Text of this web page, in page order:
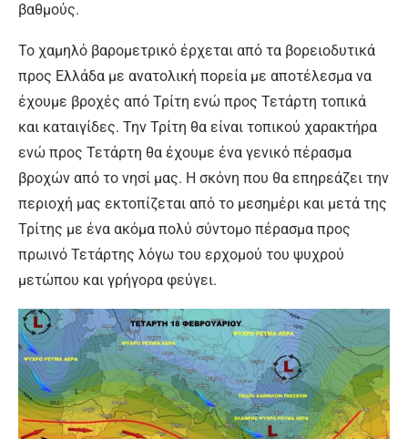
βαθμούς.
Το χαμηλό βαρομετρικό έρχεται από τα βορειοδυτικά
προς Ελλάδα με ανατολική πορεία με αποτέλεσμα να
έχουμε βροχές από Τρίτη ενώ προς Τετάρτη τοπικά
και καταιγίδες. Την Τρίτη θα είναι τοπικού χαρακτήρα
ενώ προς Τετάρτη θα έχουμε ένα γενικό πέρασμα
βροχών από το νησί μας. Η σκόνη που θα επηρεάζει την
περιοχή μας εκτοπίζεται από το μεσημέρι και μετά της
Τρίτης με ένα ακόμα πολύ σύντομο πέρασμα προς
πρωινό Τετάρτης λόγω του ερχομού του ψυχρού
μετώπου και γρήγορα φεύγει.